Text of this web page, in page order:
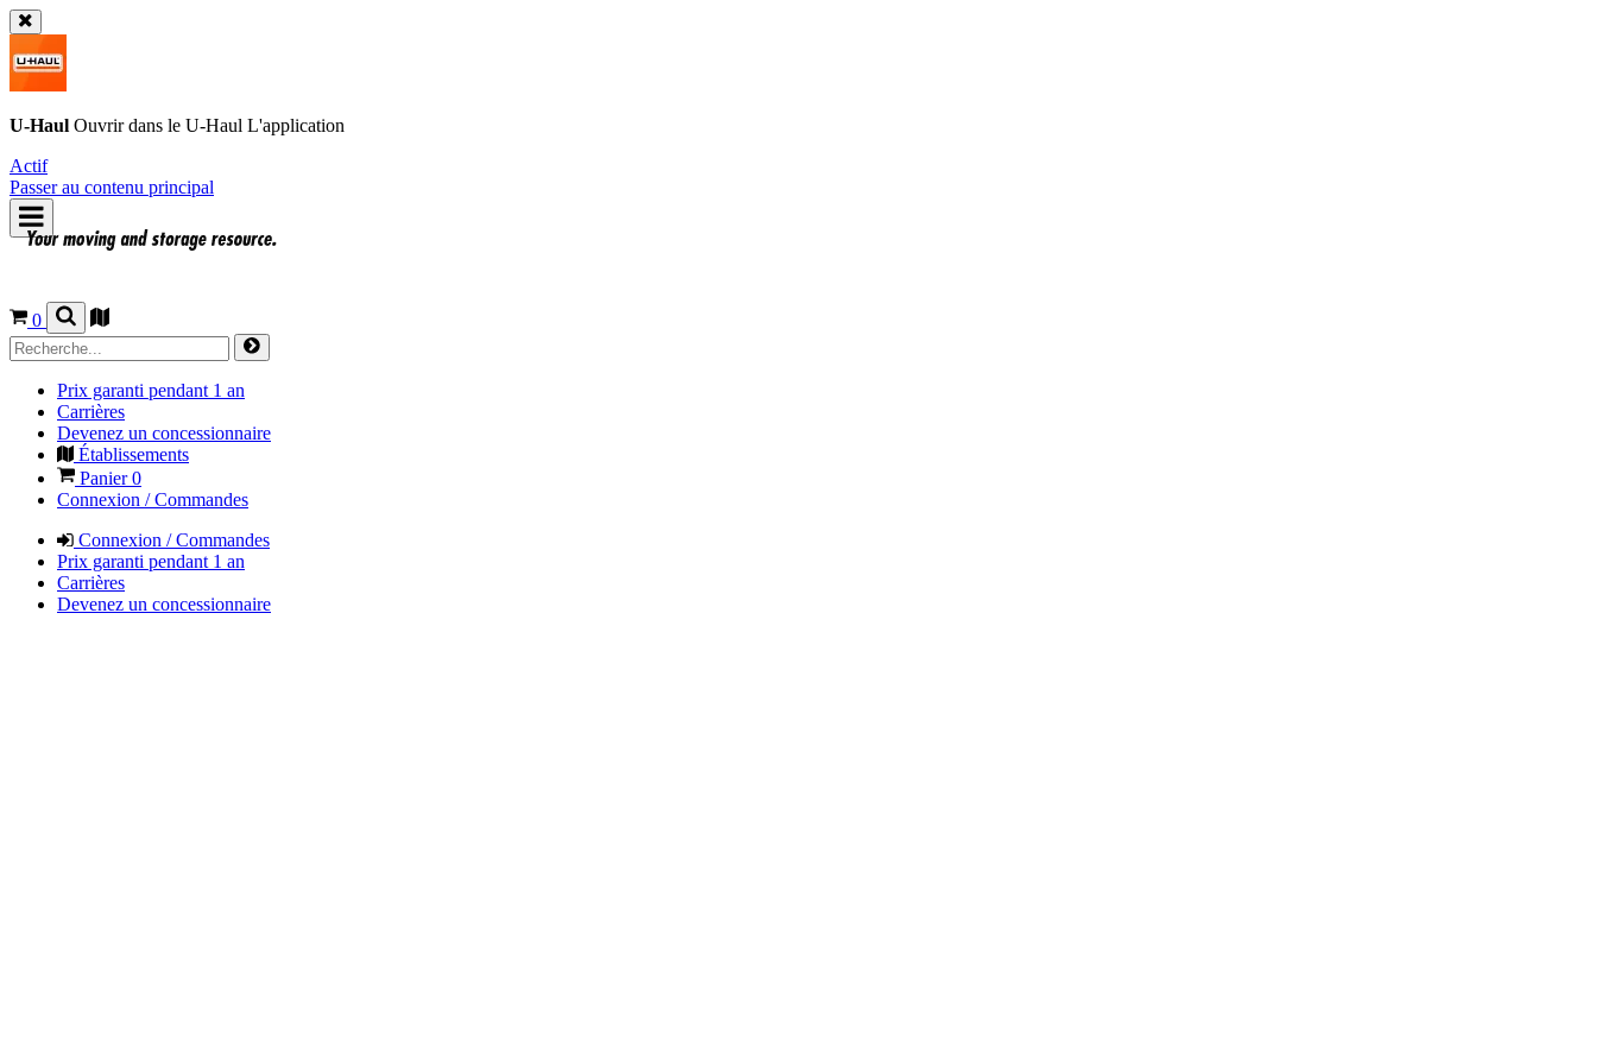
U-Haul Ouvrir dans le U-Haul L'application
Actif
Passer au contenu principal
0
Prix garanti pendant 1 an
Carrières
Devenez un concessionnaire
Établissements
Panier0
Connexion / Commandes
Connexion / Commandes
Prix garanti pendant 1 an
Carrières
Devenez un concessionnaire